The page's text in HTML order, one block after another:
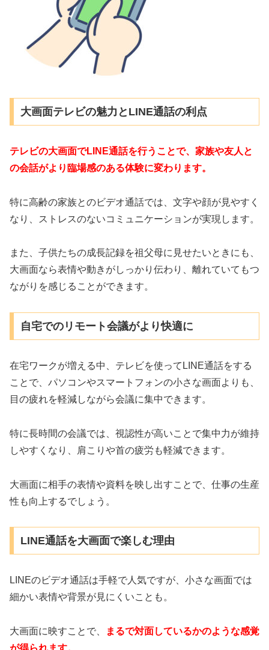
大画面テレビの魅力とLINE通話の利点
テレビの大画面でLINE通話を行うことで、家族や友人と
の会話がより臨場感のある体験に変わります。
特に高齢の家族とのビデオ通話では、文字や顔が見やすく
なり、ストレスのないコミュニケーションが実現します。
また、子供たちの成長記録を祖父母に見せたいときにも、
大画面なら表情や動きがしっかり伝わり、離れていてもつ
ながりを感じることができます。
自宅でのリモート会議がより快適に
在宅ワークが増える中、テレビを使ってLINE通話をする
ことで、パソコンやスマートフォンの小さな画面よりも、
目の疲れを軽減しながら会議に集中できます。
特に長時間の会議では、視認性が高いことで集中力が維持
しやすくなり、肩こりや首の疲労も軽減できます。
大画面に相手の表情や資料を映し出すことで、仕事の生産
性も向上するでしょう。
LINE通話を大画面で楽しむ理由
LINEのビデオ通話は手軽で人気ですが、小さな画面では
細かい表情や背景が見にくいことも。
大画面に映すことで、
まるで対面しているかのような感覚
が得られます。